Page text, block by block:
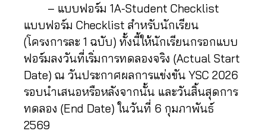
– แบบฟอร์ม 1A-Student Checklist
แบบฟอร์ม Checklist สำหรับนักเรียน
(โครงการละ 1 ฉบับ) ทั้งนี้ให้นักเรียนกรอกแบบ
ฟอร์มลงวันที่เริ่มการทดลองจริง (Actual Start
Date) ณ วันประกาศผลการแข่งขัน YSC 2026
รอบนำเสนอหรือหลังจากนั้น และวันสิ้นสุดการ
ทดลอง (End Date) ในวันที่ 6 กุมภาพันธ์
2569